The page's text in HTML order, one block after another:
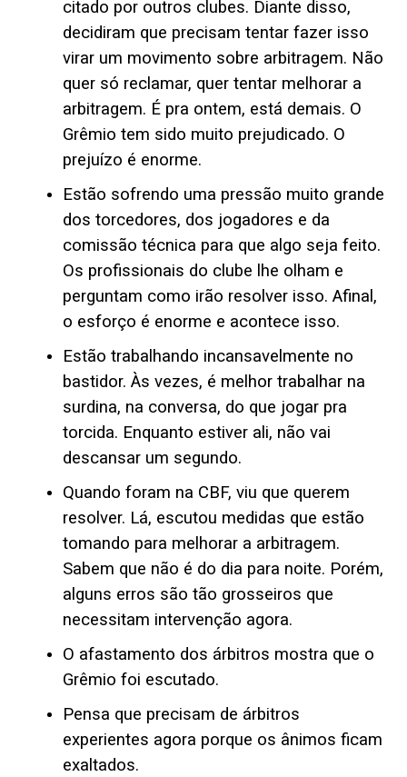
citado por outros clubes. Diante disso,
decidiram que precisam tentar fazer isso
virar um movimento sobre arbitragem. Não
quer só reclamar, quer tentar melhorar a
arbitragem. É pra ontem, está demais. O
Grêmio tem sido muito prejudicado. O
prejuízo é enorme.
Estão sofrendo uma pressão muito grande
dos torcedores, dos jogadores e da
comissão técnica para que algo seja feito.
Os profissionais do clube lhe olham e
perguntam como irão resolver isso. Afinal,
o esforço é enorme e acontece isso.
Estão trabalhando incansavelmente no
bastidor. Às vezes, é melhor trabalhar na
surdina, na conversa, do que jogar pra
torcida. Enquanto estiver ali, não vai
descansar um segundo.
Quando foram na CBF, viu que querem
resolver. Lá, escutou medidas que estão
tomando para melhorar a arbitragem.
Sabem que não é do dia para noite. Porém,
alguns erros são tão grosseiros que
necessitam intervenção agora.
O afastamento dos árbitros mostra que o
Grêmio foi escutado.
Pensa que precisam de árbitros
experientes agora porque os ânimos ficam
exaltados.